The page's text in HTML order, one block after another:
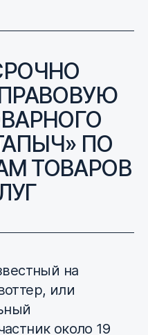
ПО
ТОВАРОВ
на
или
около 19